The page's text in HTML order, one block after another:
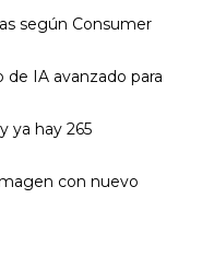
según Consumer
IA avanzado para
ya hay 265
con nuevo